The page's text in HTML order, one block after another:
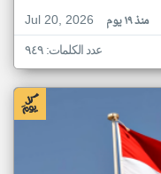
Jul 20, 2026
منذ ١٩ يوم
عدد الكلمات: ٩٤٩